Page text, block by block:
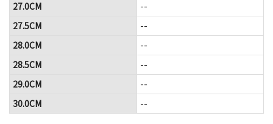
27.0CM
--
27.5CM
--
28.0CM
--
28.5CM
--
29.0CM
--
30.0CM
--